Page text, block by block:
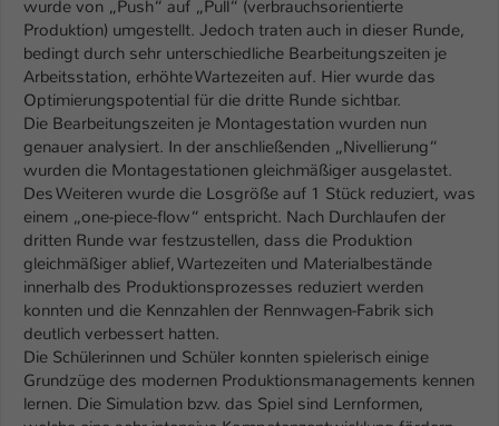
wurde von „Push“ auf „Pull“ (verbrauchsorientierte
Produktion) umgestellt. Jedoch traten auch in dieser Runde,
bedingt durch sehr unterschiedliche Bearbeitungszeiten je
Arbeitsstation, erhöhte Wartezeiten auf. Hier wurde das
Optimierungspotential für die dritte Runde sichtbar.
Die Bearbeitungszeiten je Montagestation wurden nun
genauer analysiert. In der anschließenden „Nivellierung“
wurden die Montagestationen gleichmäßiger ausgelastet.
Des Weiteren wurde die Losgröße auf 1 Stück reduziert, was
einem „one-piece-flow“ entspricht. Nach Durchlaufen der
dritten Runde war festzustellen, dass die Produktion
gleichmäßiger ablief, Wartezeiten und Materialbestände
innerhalb des Produktionsprozesses reduziert werden
konnten und die Kennzahlen der Rennwagen-Fabrik sich
deutlich verbessert hatten.
Die Schülerinnen und Schüler konnten spielerisch einige
Grundzüge des modernen Produktionsmanagements kennen
lernen. Die Simulation bzw. das Spiel sind Lernformen,